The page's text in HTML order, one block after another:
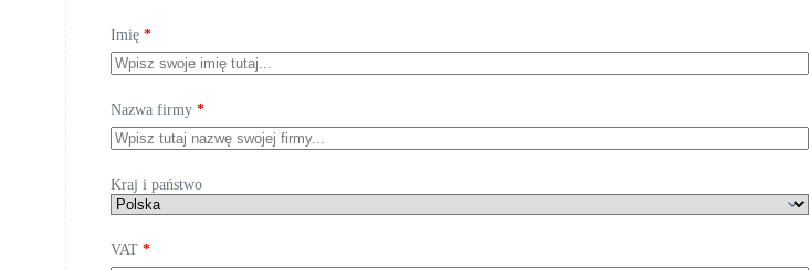
Imię *
Nazwa firmy *
Kraj i państwo
VAT *